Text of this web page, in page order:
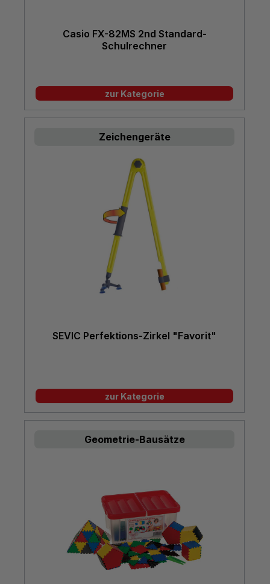
Casio FX-82MS 2nd Standard-
Schulrechner
zur Kategorie
Zeichengeräte
SEVIC Perfektions-Zirkel "Favorit"
zur Kategorie
Geometrie-Bausätze